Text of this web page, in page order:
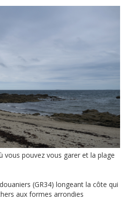
vous pouvez vous garer et la plage
(GR34) longeant la côte qui
aux formes arrondies